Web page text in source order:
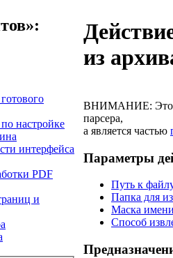
настройке
интерфейса
PDF
и
из
ВНИМАНИЕ: Это
парсера,
а является частью
Параметры
Путь к
Папка для
Маска
Способ